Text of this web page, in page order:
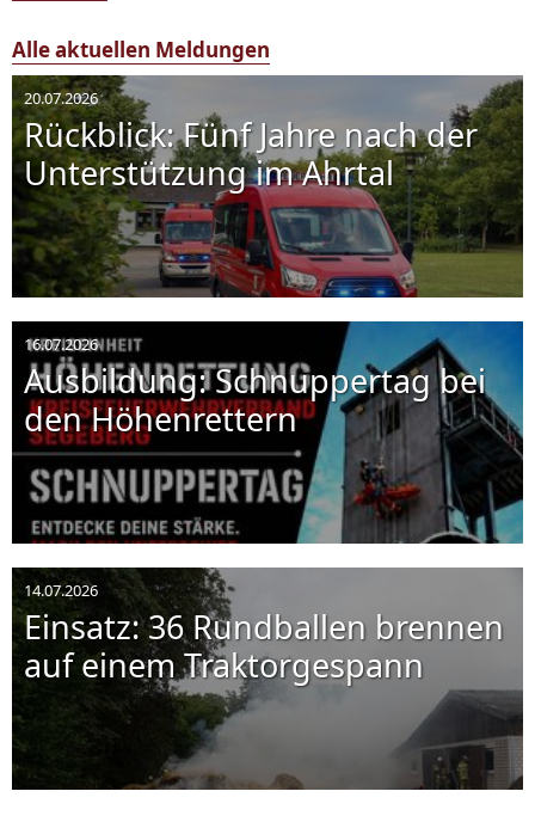
Alle aktuellen Meldungen
20.07.2026
Rückblick: Fünf Jahre nach der
Unterstützung im Ahrtal
16.07.2026
Ausbildung: Schnuppertag bei
den Höhenrettern
14.07.2026
Einsatz: 36 Rundballen brennen
auf einem Traktorgespann